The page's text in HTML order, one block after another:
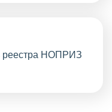
реестра НОПРИЗ